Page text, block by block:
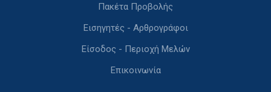
Πακέτα Προβολής
Εισηγητές - Αρθρογράφοι
Είσοδος - Περιοχή Μελών
Επικοινωνία